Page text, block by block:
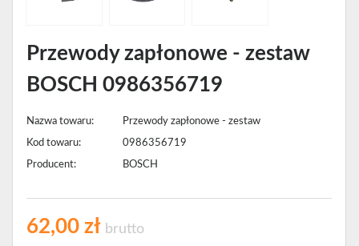
Przewody zapłonowe - zestaw
BOSCH 0986356719
Nazwa towaru:
Przewody zapłonowe - zestaw
Kod towaru:
0986356719
Producent:
BOSCH
62,00 zł brutto